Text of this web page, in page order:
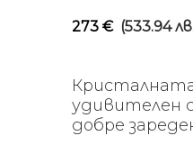
273 € (533.94
удивителен
добре